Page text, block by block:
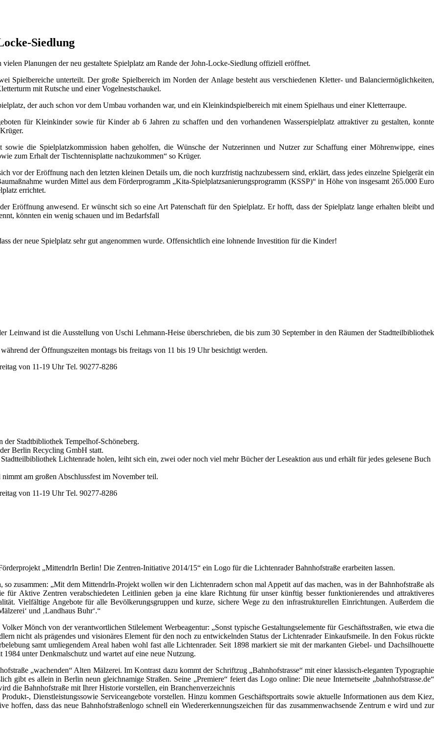
Siedlung
Planungen der neu gestaltete Spielplatz am Rande der John-Locke-Siedlung offiziell eröffnet.
Spielbereiche unterteilt. Der große Spielbereich im Norden der Anlage besteht aus verschiedenen Kletter- und Balanciermöglichkeiten,
mit Rutsche und einer Vogelnestschaukel.
der auch schon vor dem Umbau vorhanden war, und ein Kleinkindspielbereich mit einem Spielhaus und einer Kletterraupe.
für Kleinkinder sowie für Kinder ab 6 Jahren zu schaffen und den vorhandenen Wasserspielplatz attraktiver zu gestalten, konnte
sowie die Spielplatzkommission haben geholfen, die Wünsche der Nutzerinnen und Nutzer zur Schaffung einer Möhrenwippe, eines
zum Erhalt der Tischtennisplatte nachzukommen“ so Krüger.
vor der Eröffnung nach den letzten kleinen Details um, die noch kurzfristig nachzubessern sind, erklärt, dass jedes einzelne Spielgerät ein
wurden Mittel aus dem Förderprogramm „Kita-Spielplatzsanierungsprogramm (KSSP)“ in Höhe von insgesamt 265.000 Euro
errichtet.
Eröffnung anwesend. Er wünscht sich so eine Art Patenschaft für den Spielplatz. Er hofft, dass der Spielplatz lange erhalten bleibt und
könnten ein wenig schauen und im Bedarfsfall
der neue Spielplatz sehr gut angenommen wurde. Offensichtlich eine lohnende Investition für die Kinder!
ist die Ausstellung von Uschi Lehmann-Heise überschrieben, die bis zum 30 September in den Räumen der Stadtteilbibliothek
der Öffnungszeiten montags bis freitags von 11 bis 19 Uhr besichtigt werden.
von 11-19 Uhr Tel. 90277-8286
der Stadtbibliothek Tempelhof-Schöneberg.
Berlin Recycling GmbH statt.
Lichtenrade holen, leiht sich ein, zwei oder noch viel mehr Bücher der Leseaktion aus und erhält für jedes gelesene Buch
am großen Abschlussfest im November teil.
von 11-19 Uhr Tel. 90277-8286
„MittendrIn Berlin! Die Zentren-Initiative 2014/15“ ein Logo für die Lichtenrader Bahnhofstraße erarbeiten lassen.
zusammen: „Mit dem MittendrIn-Projekt wollen wir den Lichtenradern schon mal Appetit auf das machen, was in der Bahnhofstraße als
Aktive Zentren verabschiedeten Leitlinien geben ja eine klare Richtung für unser künftig besser funktionierendes und attraktiveres
Vielfältige Angebote für alle Bevölkerungsgruppen und kurze, sichere Wege zu den infrastrukturellen Einrichtungen. Außerdem die
und ‚Landhaus Buhr‘.“
Mönch von der verantwortlichen Stilelement Werbeagentur: „Sonst typische Gestaltungselemente für Geschäftsstraßen, wie etwa die
nicht als prägendes und visionäres Element für den noch zu entwickelnden Status der Lichtenrader Einkaufsmeile. In den Fokus rückte
samt umliegendem Areal haben wohl fast alle Lichtenrader. Seit 1898 markiert sie mit der markanten Giebel- und Dachsilhouette
unter Denkmalschutz und wartet auf eine neue Nutzung.
„wachenden“ Alten Mälzerei. Im Kontrast dazu kommt der Schriftzug „Bahnhofstrasse“ mit einer klassisch-eleganten Typographie
gibt es allein in Berlin neun gleichnamige Straßen. Seine „Premiere“ feiert das Logo online: Die neue Internetseite „bahnhofstrasse.de“
die Bahnhofstraße mit Ihrer Historie vorstellen, ein Branchenverzeichnis
, Dienstleistungssowie Serviceangebote vorstellen. Hinzu kommen Geschäftsportraits sowie aktuelle Informationen aus dem Kiez,
hoffen, dass das neue Bahnhofstraßenlogo schnell ein Wiedererkennungszeichen für das zusammenwachsende Zentrum e wird und zur